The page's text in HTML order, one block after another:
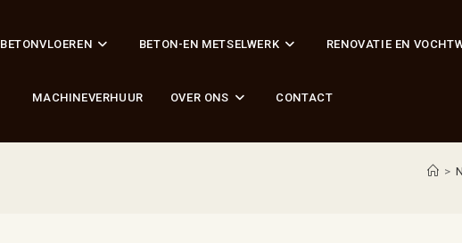
BETONVLOEREN BETON-EN METSELWERK RENOVATIE EN
MACHINEVERHUUR OVER ONS CONTACT
>